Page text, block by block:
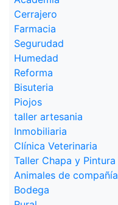
Cerrajero
Farmacia
Segurudad
Humedad
Reforma
Bisuteria
Piojos
taller artesania
Inmobiliaria
Clínica Veterinaria
Taller Chapa y Pintura
Animales de compañía
Bodega